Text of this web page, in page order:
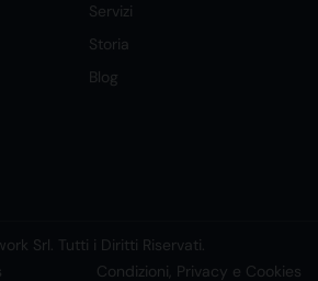
Servizi
Storia
Blog
Srl. Tutti i Diritti Riservati.
Condizioni, Privacy e Cookies